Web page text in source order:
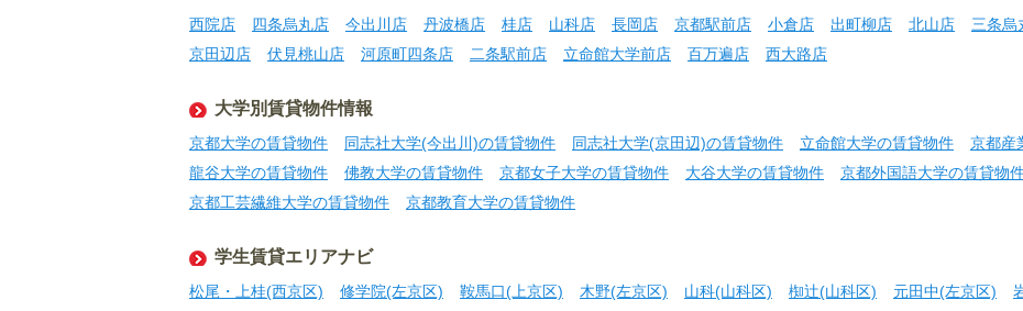
西院店 四条烏丸店 今出川店 丹波橋店 桂店 山科店 長岡店 京都駅前店 小倉店 出町柳店 北山店 三条烏
京田辺店
伏見桃山店 河原町四条店 二条駅前店 立命館大学前店 百万遍店 西大路店
大学別賃貸物件情報
京都大学の賃貸物件 同志社大学(今出川)の賃貸物件 同志社大学(京田辺)の賃貸物件 立命館大学の賃貸物件
京都産
龍谷大学の賃貸物件
佛教大学の賃貸物件 京都女子大学の賃貸物件 大谷大学の賃貸物件 京都外国語大学の賃貸物
京都工芸繊維大学の賃貸物件
京都教育大学の賃貸物件
学生賃貸エリアナビ
松尾・上桂(西京区) 修学院(左京区) 鞍馬口(上京区) 木野(左京区) 山科(山科区) 椥辻(山科区) 元田中(左京区)